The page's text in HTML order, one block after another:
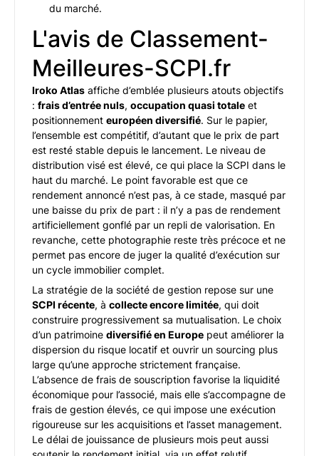
du marché.
L'avis de Classement-
Meilleures-SCPI.fr
Iroko Atlas affiche d’emblée plusieurs atouts objectifs
: frais d’entrée nuls, occupation quasi totale et
positionnement européen diversifié. Sur le papier,
l’ensemble est compétitif, d’autant que le prix de part
est resté stable depuis le lancement. Le niveau de
distribution visé est élevé, ce qui place la SCPI dans le
haut du marché. Le point favorable est que ce
rendement annoncé n’est pas, à ce stade, masqué par
une baisse du prix de part : il n’y a pas de rendement
artificiellement gonflé par un repli de valorisation. En
revanche, cette photographie reste très précoce et ne
permet pas encore de juger la qualité d’exécution sur
un cycle immobilier complet.
La stratégie de la société de gestion repose sur une
SCPI récente, à collecte encore limitée, qui doit
construire progressivement sa mutualisation. Le choix
d’un patrimoine diversifié en Europe peut améliorer la
dispersion du risque locatif et ouvrir un sourcing plus
large qu’une approche strictement française.
L’absence de frais de souscription favorise la liquidité
économique pour l’associé, mais elle s’accompagne de
frais de gestion élevés, ce qui impose une exécution
rigoureuse sur les acquisitions et l’asset management.
Le délai de jouissance de plusieurs mois peut aussi